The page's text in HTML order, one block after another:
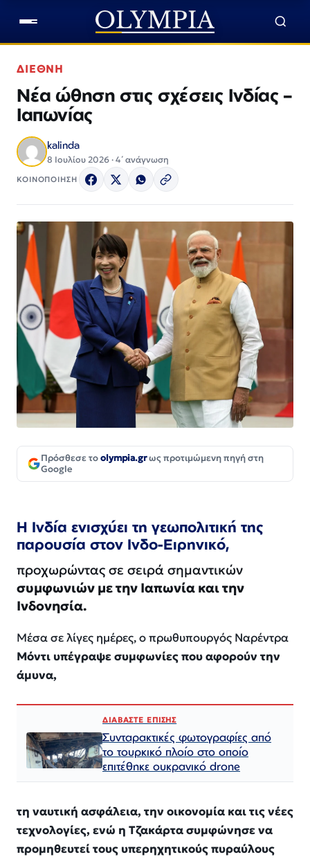
ΔΙΕΘΝΗ
Νέα ώθηση στις σχέσεις Ινδίας –
Ιαπωνίας
kalinda
8 Ιουλίου 2026 · 4΄ ανάγνωση
ΚΟΙΝΟΠΟΙΗΣΗ
Πρόσθεσε τοolympia.grως προτιμώμενη πηγή στη
Google
Η Ινδία ενισχύει τη γεωπολιτική της
παρουσία στον Ινδο-Ειρηνικό,
προχωρώντας σε σειρά σημαντικών
συμφωνιών με την Ιαπωνία και την
Ινδονησία.
Μέσα σε λίγες ημέρες, ο πρωθυπουργός Ναρέντρα
Μόντι υπέγραψε συμφωνίες που αφορούν την
άμυνα,
ΔΙΑΒΑΣΤΕ ΕΠΙΣΗΣ
Συνταρακτικές φωτογραφίες από
το τουρκικό πλοίο στο οποίο
επιτέθηκε ουκρανικό drone
τη ναυτική ασφάλεια, την οικονομία και τις νέες
τεχνολογίες, ενώ η Τζακάρτα συμφώνησε να
προμηθευτεί τους υπερηχητικούς πυραύλους